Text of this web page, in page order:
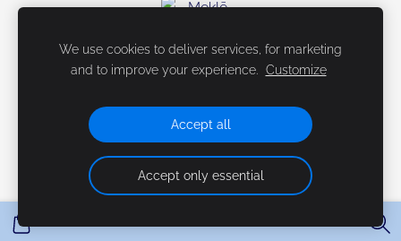
We use cookies to deliver services, for marketing
and to improve your experience.
Customize
Accept all
Accept only essential